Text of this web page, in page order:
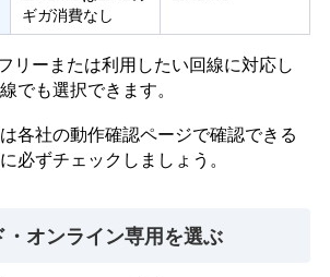
ギガ消費なし
リーまたは利用したい回線に対応し
でも選択できます。
各社の動作確認ページで確認できる
必ずチェックしましょう。
オンライン専用を選ぶ